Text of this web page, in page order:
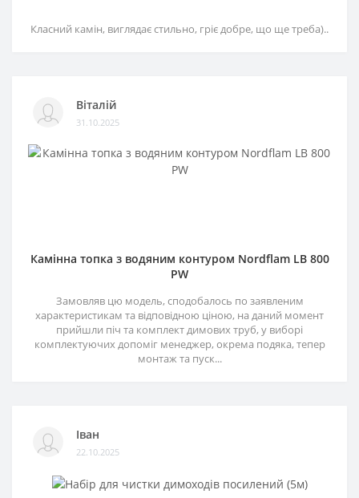
Класний камін, виглядає стильно, гріє добре, що ще треба)..
Віталій
31.10.2025
Камінна топка з водяним контуром Nordflam LB 800
PW
Замовляв цю модель, сподобалось по заявленим
характеристикам та відповідною ціною, на даний момент
прийшли піч та комплект димових труб, у виборі
комплектуючих допоміг менеджер, окрема подяка, тепер
монтаж та пуск...
Іван
22.10.2025